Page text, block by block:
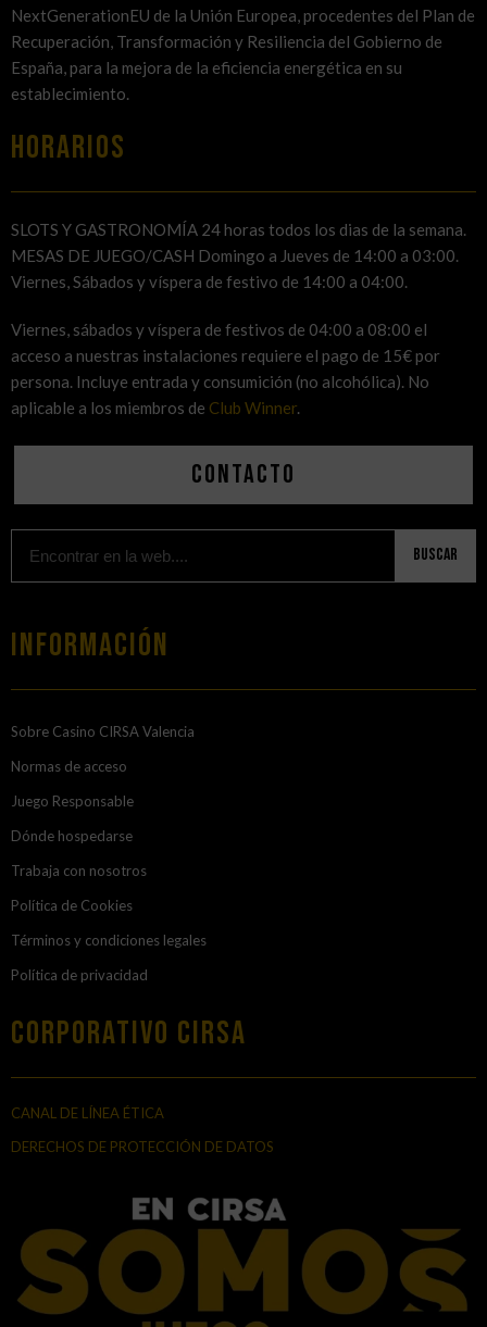
NextGenerationEU de la Unión Europea, procedentes del Plan de
Recuperación, Transformación y Resiliencia del Gobierno de
España, para la mejora de la eficiencia energética en su
establecimiento.
HORARIOS
SLOTS Y GASTRONOMÍA 24 horas todos los dias de la semana.
MESAS DE JUEGO/CASH Domingo a Jueves de 14:00 a 03:00.
Viernes, Sábados y víspera de festivo de 14:00 a 04:00.
Viernes, sábados y víspera de festivos de 04:00 a 08:00 el
acceso a nuestras instalaciones requiere el pago de 15€ por
persona. Incluye entrada y consumición (no alcohólica). No
aplicable a los miembros de Club Winner.
Contacto
Buscar
Información
Sobre Casino CIRSA Valencia
Normas de acceso
Juego Responsable
Dónde hospedarse
Trabaja con nosotros
Política de Cookies
Términos y condiciones legales
Política de privacidad
Corporativo Cirsa
CANAL DE LÍNEA ÉTICA
DERECHOS DE PROTECCIÓN DE DATOS